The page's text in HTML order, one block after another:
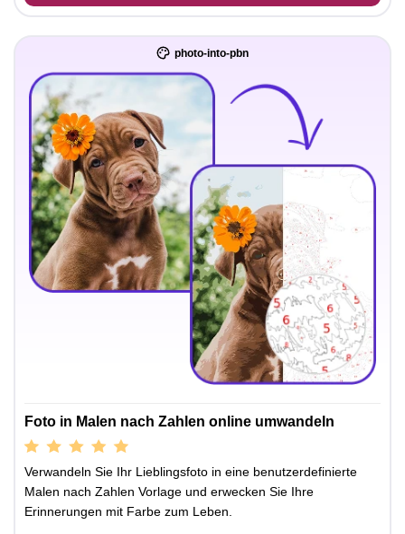
photo-into-pbn
Foto in Malen nach Zahlen online umwandeln
Verwandeln Sie Ihr Lieblingsfoto in eine benutzerdefinierte
Malen nach Zahlen Vorlage und erwecken Sie Ihre
Erinnerungen mit Farbe zum Leben.